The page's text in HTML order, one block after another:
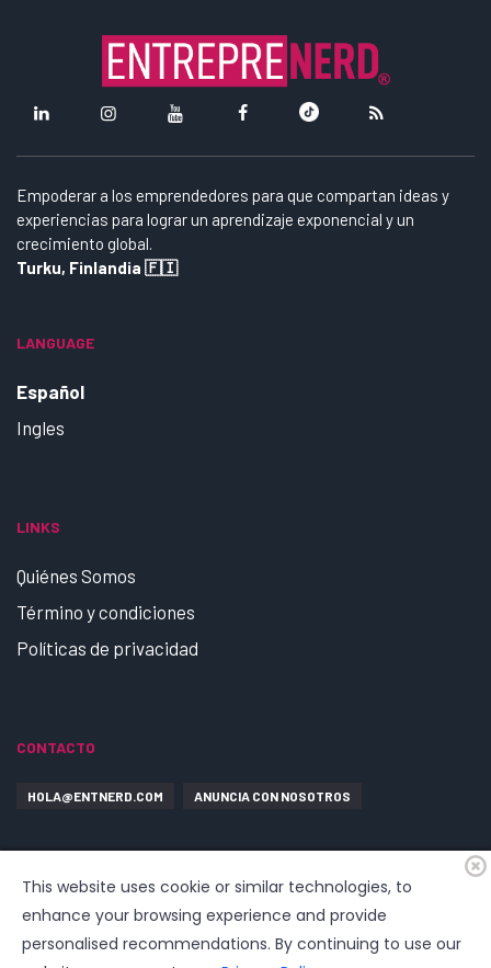
Empoderar a los emprendedores para que compartan ideas y
experiencias para lograr un aprendizaje exponencial y un
crecimiento global.
Turku, Finlandia 🇫🇮
LANGUAGE
Español
Ingles
LINKS
Quiénes Somos
Término y condiciones
Políticas de privacidad
CONTACTO
HOLA@ENTNERD.COM ANUNCIA CON NOSOTROS
This website uses cookie or similar technologies, to
enhance your browsing experience and provide
personalised recommendations. By continuing to use our